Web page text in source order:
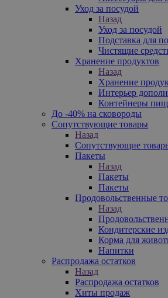
Уход за посудой
Назад
Уход за посудой
Подставка для
Чистящие
Хранение продуктов
Назад
Хранение
Интерьер
Контейнеры
До -40% на сковороды
Сопутствующие товары
Назад
Сопутствующие
Пакеты
Назад
Пакеты
Пакеты
Продовольственные
Назад
Кондитерские
Корма для
Напитки
Распродажа остатков
Назад
Распродажа остатков
Хиты продаж